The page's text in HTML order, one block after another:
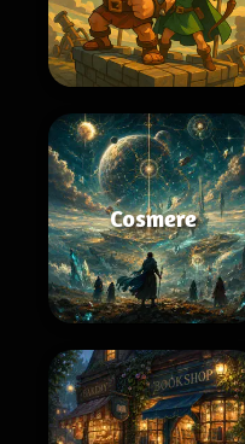
Cosmere